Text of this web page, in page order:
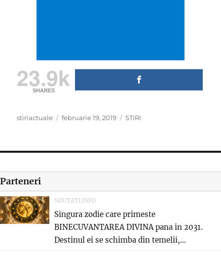
23.9k
SHARES
Author
stiriactuale
Posted
februarie 19, 2019 Categories
STIRI
Parteneri
NOUTATI.INFO
Singura zodie care primeste
BINECUVANTAREA DIVINA pana in 2031.
Destinul ei se schimba din temelii,...